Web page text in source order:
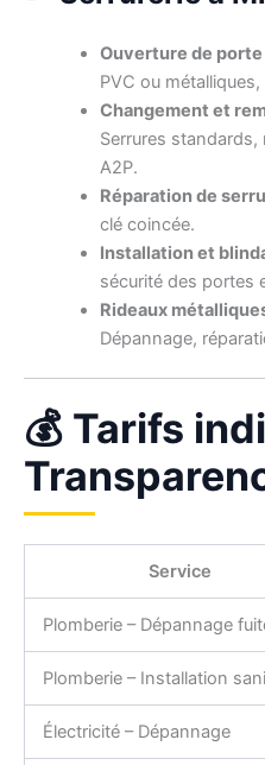
Ouverture de porte
PVC ou
Changement et
Serrures
A2P.
Réparation de
clé coincée.
Installation et
sécurité des portes
Rideaux
Dépannage,
💰 Tarifs
Service
Plomberie – Dépannage
Plomberie – Installation
Électricité – Dépannage